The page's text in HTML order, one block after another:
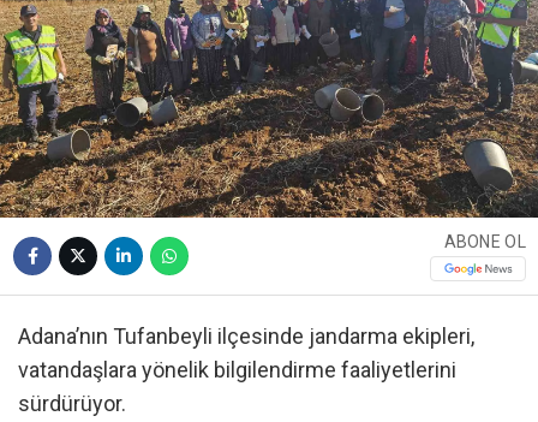
ABONE OL
Adana’nın Tufanbeyli ilçesinde jandarma ekipleri,
vatandaşlara yönelik bilgilendirme faaliyetlerini
sürdürüyor.